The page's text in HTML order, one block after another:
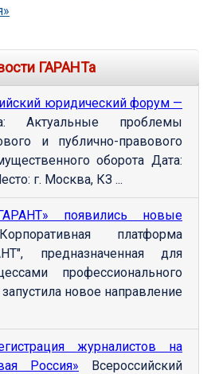
ГАРАНТа
юридический форум —
Актуальные проблемы
и публично-правового
оборота Дата:
г. Москва, КЗ ...
появились новые
платформа
предназначенная для
профессионального
новое направление
журналистов на
Россия» Всероссийский